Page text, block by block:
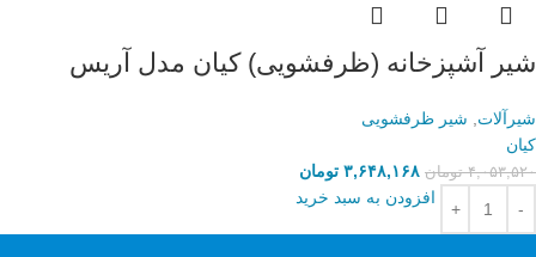
شیر آشپزخانه (ظرفشویی) کیان مدل آریس
شیرآلات
شیر ظرفشویی
کیان
۴,۰۵۳,۵۲۰ تومان ۳,۶۴۸,۱۶۸ تومان
افزودن به سبد خرید